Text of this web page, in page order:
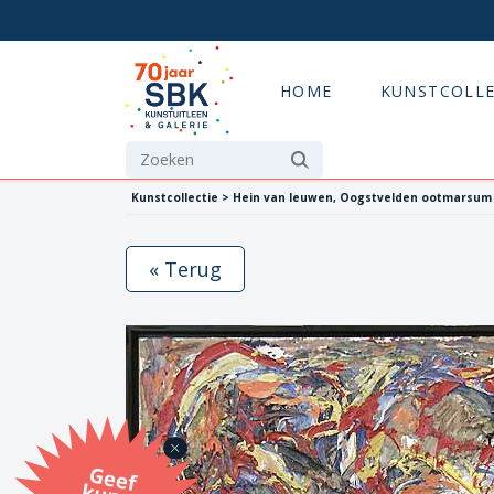
HOME
Kunstcollectie > Hein van leuwen, Oogstvelden ootmarsum
G
eef
u
n
st
a
d
o
m
et
e SB
K
u
n
stb
o
n
« Terug